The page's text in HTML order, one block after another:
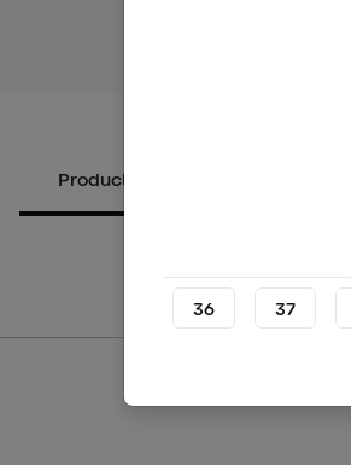
Productos alternativos
36 37